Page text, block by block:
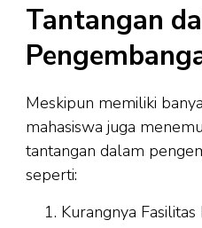
Tantangan
Meskipun memiliki
mahasiswa juga
tantangan dalam
seperti:
Kurangnya